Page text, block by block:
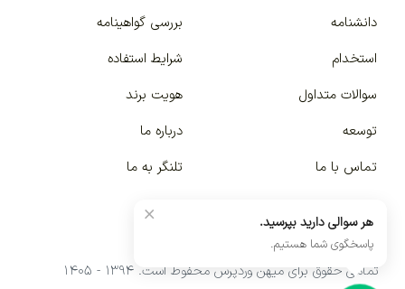
دانشنامه
بررسی گواهینامه
استخدام
شرایط استفاده
سوالات متداول
هویت برند
توسعه
درباره ما
تماس با ما
تلنگر به ما
تمامی حقوق برای میهن وردپرس محفوظ است. ۱۳۹۴ - ۱۴۰۵
× هر سوالی دارید بپرسید.
پاسخگوی شما هستیم.